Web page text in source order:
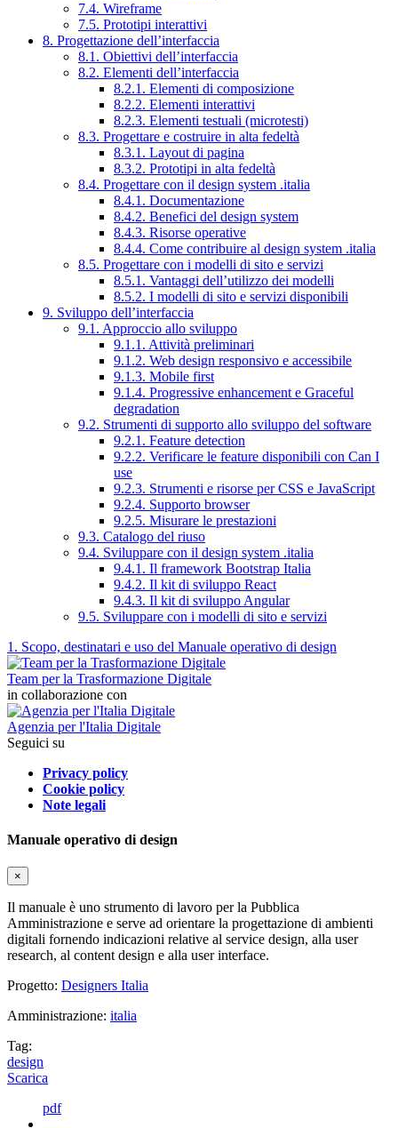
7.4. Wireframe
7.5. Prototipi interattivi
8. Progettazione dell’interfaccia
8.1. Obiettivi dell’interfaccia
8.2. Elementi dell’interfaccia
8.2.1. Elementi di composizione
8.2.2. Elementi interattivi
8.2.3. Elementi testuali (microtesti)
8.3. Progettare e costruire in alta fedeltà
8.3.1. Layout di pagina
8.3.2. Prototipi in alta fedeltà
8.4. Progettare con il design system .italia
8.4.1. Documentazione
8.4.2. Benefici del design system
8.4.3. Risorse operative
8.4.4. Come contribuire al design system .italia
8.5. Progettare con i modelli di sito e servizi
8.5.1. Vantaggi dell’utilizzo dei modelli
8.5.2. I modelli di sito e servizi disponibili
9. Sviluppo dell’interfaccia
9.1. Approccio allo sviluppo
9.1.1. Attività preliminari
9.1.2. Web design responsivo e accessibile
9.1.3. Mobile first
9.1.4. Progressive enhancement e Graceful
degradation
9.2. Strumenti di supporto allo sviluppo del software
9.2.1. Feature detection
9.2.2. Verificare le feature disponibili con Can I
use
9.2.3. Strumenti e risorse per CSS e JavaScript
9.2.4. Supporto browser
9.2.5. Misurare le prestazioni
9.3. Catalogo del riuso
9.4. Sviluppare con il design system .italia
9.4.1. Il framework Bootstrap Italia
9.4.2. Il kit di sviluppo React
9.4.3. Il kit di sviluppo Angular
9.5. Sviluppare con i modelli di sito e servizi
1. Scopo, destinatari e uso del Manuale operativo di design
Team per la Trasformazione Digitale
in collaborazione con
Agenzia per l'Italia Digitale
Seguici su
Privacy policy
Cookie policy
Note legali
Manuale operativo di design
×
Il manuale è uno strumento di lavoro per la Pubblica
Amministrazione e serve ad orientare la progettazione di ambienti
digitali fornendo indicazioni relative al service design, alla user
research, al content design e alla user interface.
Progetto: Designers Italia
Amministrazione: italia
Tag:
design
Scarica
pdf